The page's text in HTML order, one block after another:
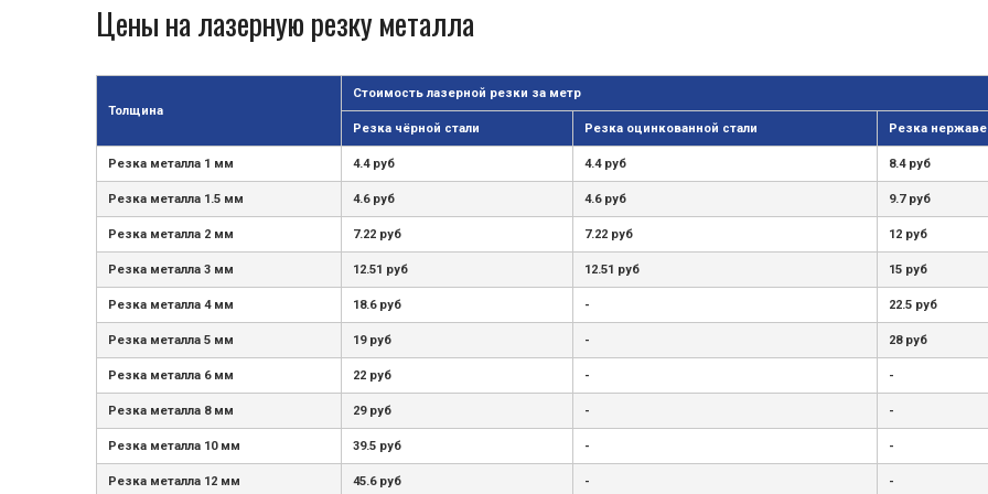
Цены на лазерную резку металла
Толщина
Стоимость лазерной резки за метр
Резка чёрной стали Резка оцинкованной стали Резка
Резка металла 1 мм 4.4 руб 4.4 руб 8.4 руб
Резка металла 1.5 мм 4.6 руб 4.6 руб 9.7 руб
Резка металла 2 мм 7.22 руб 7.22 руб 12 руб
Резка металла 3 мм 12.51 руб 12.51 руб 15 руб
Резка металла 4 мм 18.6 руб - 22.5 руб
Резка металла 5 мм 19 руб - 28 руб
Резка металла 6 мм 22 руб - -
Резка металла 8 мм 29 руб - -
Резка металла 10 мм 39.5 руб - -
Резка металла 12 мм 45.6 руб - -